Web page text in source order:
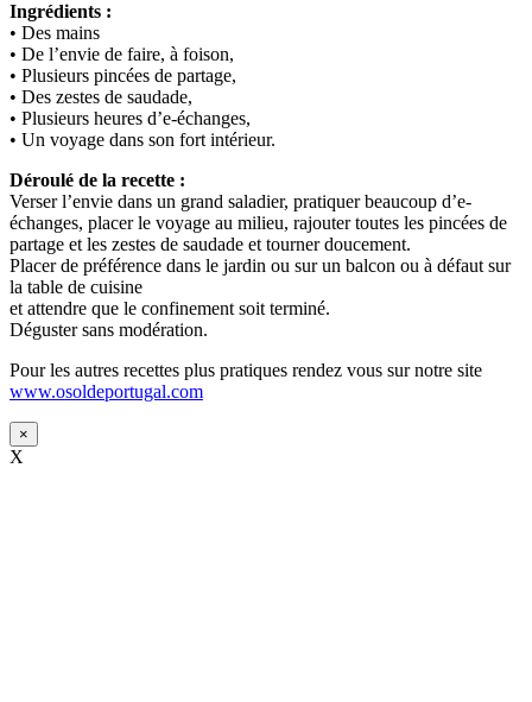
Ingrédients :
• Des mains
• De l’envie de faire, à foison,
• Plusieurs pincées de partage,
• Des zestes de saudade,
• Plusieurs heures d’e-échanges,
• Un voyage dans son fort intérieur.
Déroulé de la recette :
Verser l’envie dans un grand saladier, pratiquer beaucoup d’e-
échanges, placer le voyage au milieu, rajouter toutes les pincées de
partage et les zestes de saudade et tourner doucement.
Placer de préférence dans le jardin ou sur un balcon ou à défaut sur
la table de cuisine
et attendre que le confinement soit terminé.
Déguster sans modération.
Pour les autres recettes plus pratiques rendez vous sur notre site
www.osoldeportugal.com
×
X